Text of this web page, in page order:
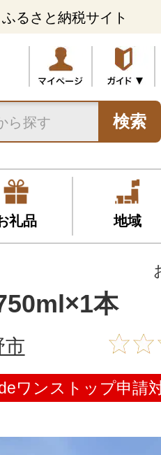
るさと納税サイト
検索
礼品 地域
本
市
ワンストップ申請